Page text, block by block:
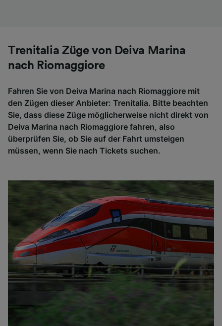
Trenitalia Züge von Deiva Marina
nach Riomaggiore
Fahren Sie von Deiva Marina nach Riomaggiore mit
den Zügen dieser Anbieter: Trenitalia. Bitte beachten
Sie, dass diese Züge möglicherweise nicht direkt von
Deiva Marina nach Riomaggiore fahren, also
überprüfen Sie, ob Sie auf der Fahrt umsteigen
müssen, wenn Sie nach Tickets suchen.